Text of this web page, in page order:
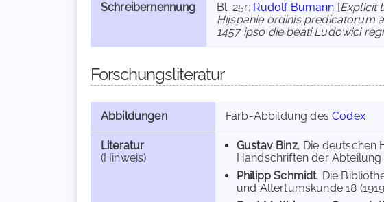
Schreibernennung Bl. 25r: Rudolf Bumann [Explicit
Hijspanie ordinis predicatorum
1457 ipso die beati Ludowici
Forschungsliteratur
Abbildungen Farb-Abbildung desCodex
Literatur
(Hinweis)
Gustav Binz, Die deutschen
Handschriften der Abteilung
Philipp Schmidt, Die
und Altertumskunde 18